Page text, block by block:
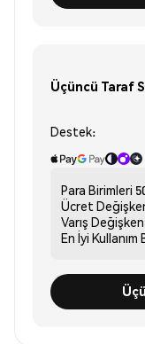
Üçüncü Taraf
Destek:
Para Birimleri
Ücret
Varış Değişken
En İyi Kullanım